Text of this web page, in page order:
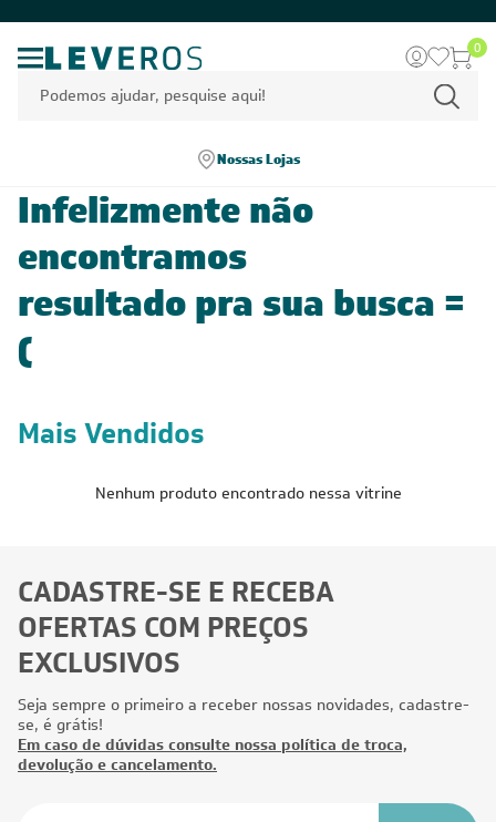
0
Nossas Lojas
Infelizmente não
encontramos
resultado pra sua busca =
(
Mais Vendidos
Nenhum produto encontrado nessa vitrine
CADASTRE-SE E RECEBA
OFERTAS COM PREÇOS
EXCLUSIVOS
Seja sempre o primeiro a receber nossas novidades, cadastre-
se, é grátis!
Em caso de dúvidas consulte nossa política de troca,
devolução e cancelamento.